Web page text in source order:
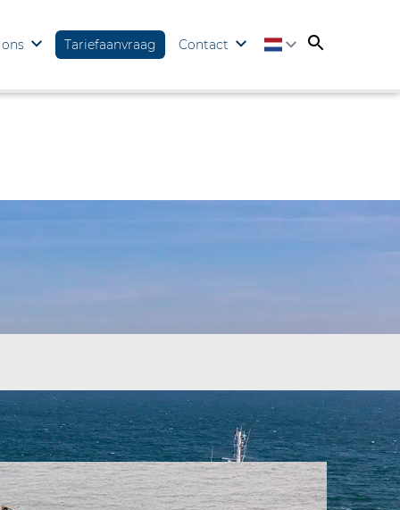
Tariefaanvraag Contact